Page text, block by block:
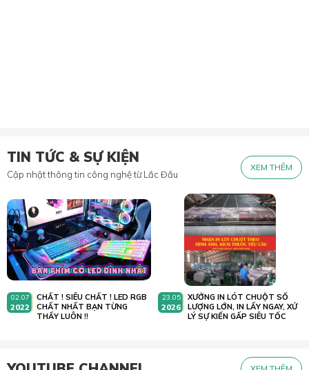
TIN TỨC & SỰ KIỆN
Cập nhật thông tin công nghệ từ Lắc Đầu
XEM THÊM
02.07
2022
CHẤT ! SIÊU CHẤT ! LED RGB
CHẤT NHẤT BẠN TỪNG
THẤY LUÔN !!
23.05
2026
XƯỞNG IN LÓT CHUỘT SỐ
LƯỢNG LỚN, IN LẤY NGAY, XỬ
LÝ SỰ KIẾN GẤP SIÊU TỐC